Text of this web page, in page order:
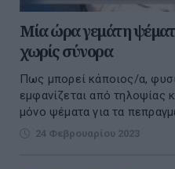
Μία ώρα γεμάτη
χωρίς σύνορα
Πως μπορεί κάποιος/α,
εμφανίζεται από τηλοψίας
μόνο ψέματα για τα
24 Φεβρουαρίου 2023